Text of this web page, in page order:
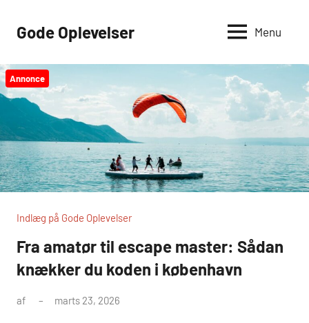
Gode Oplevelser Menu
Annonce
Indlæg på Gode Oplevelser
Fra amatør til escape master: Sådan
knækker du koden i københavn
af marts 23, 2026